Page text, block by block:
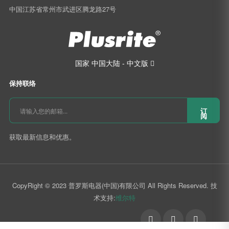
中国江苏省常州市武进区腾龙路27号
国家 中国大陆 - 中文版 
保持联络
订
阅
获取最新信息和优惠。
CopyRight © 2023 普罗斯电器(中国)有限公司 All Rights Reserved. 技
术支持:维尔特
󰄆  